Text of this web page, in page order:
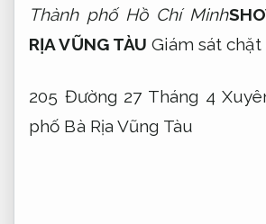
Thành phố Hồ Chí Minh
RỊA VŨNG TÀU Giám sát chặt
205 Đường 27 Tháng 4
phố Bà Rịa Vũng Tàu